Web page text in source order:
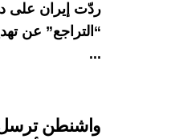
ردّت إيران على
“التراجع” عن
...
واشنطن ترسل